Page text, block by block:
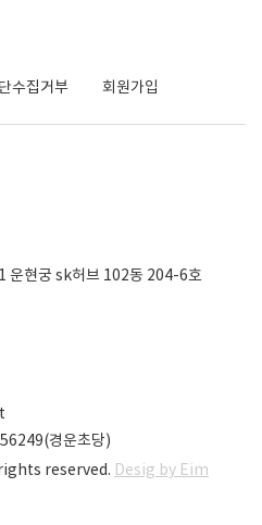
수집거부 회원가입
운현궁 sk허브 102동 204-6호
경운초당)
reserved. Desig by Eim